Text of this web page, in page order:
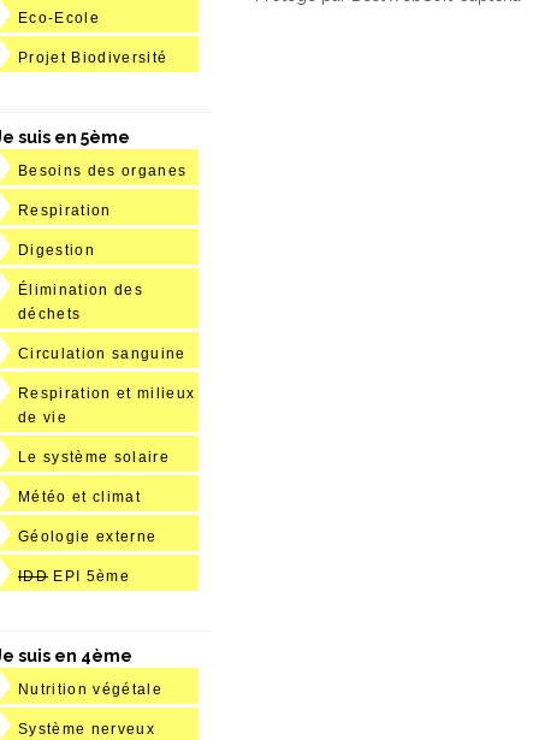
Eco-Ecole
Projet Biodiversité
suis en 5ème
Besoins des organes
Respiration
Digestion
Élimination des
déchets
Circulation sanguine
Respiration et milieux
de vie
Le système solaire
Météo et climat
Géologie externe
IDD EPI 5ème
suis en 4ème
Nutrition végétale
Système nerveux